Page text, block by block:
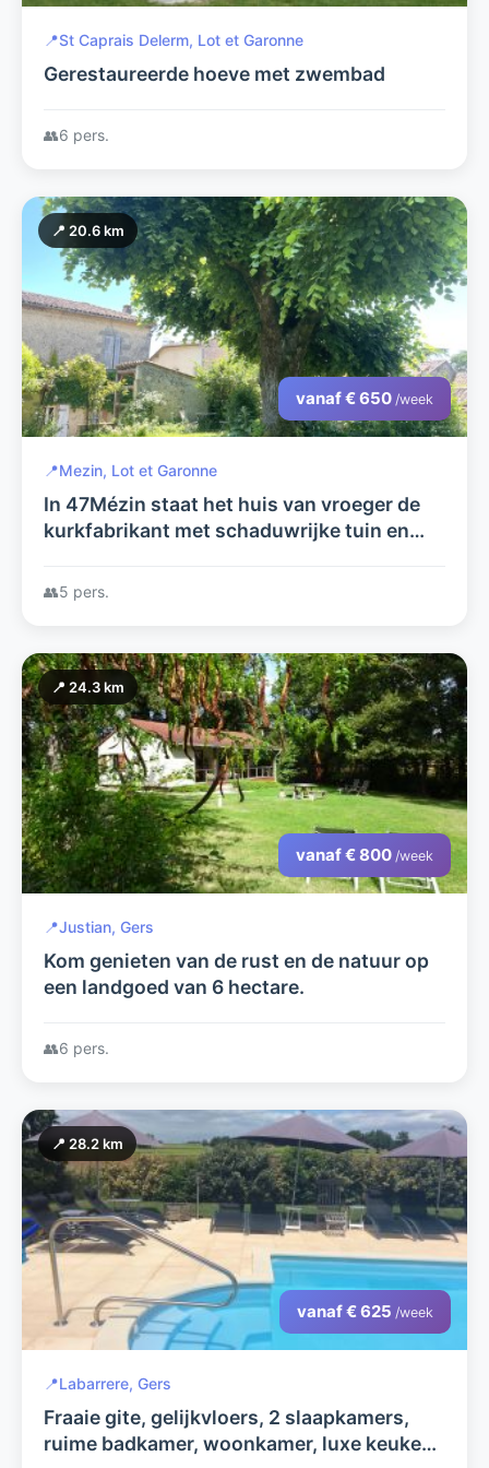
📍St Caprais Delerm, Lot et Garonne
Gerestaureerde hoeve met zwembad
👥6 pers.
📍 20.6 km
vanaf € 650 /week
📍Mezin, Lot et Garonne
In 47Mézin staat het huis van vroeger de
kurkfabrikant met schaduwrijke tuin en
en restaurants.
👥5 pers.
📍 24.3 km
vanaf € 800 /week
📍Justian, Gers
Kom genieten van de rust en de natuur op
een landgoed van 6 hectare.
👥6 pers.
📍 28.2 km
vanaf € 625 /week
📍Labarrere, Gers
Fraaie gite, gelijkvloers, 2 slaapkamers,
ruime badkamer, woonkamer, luxe keuken